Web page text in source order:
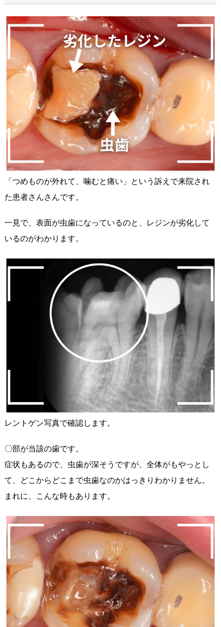
「つめものが外れて、噛むと痛い」という訴えで来院され
た患者さんさんです。
一見で、表面が虫歯になっているのと、レジンが劣化して
いるのがわかります。
レントゲン写真で確認します。
〇部が当該の歯です。
症状もあるので、虫歯が深そうですが、全体がもやっとし
て、どこからどこまで虫歯なのかはっきりわかりません。
まれに、こんな時もあります。